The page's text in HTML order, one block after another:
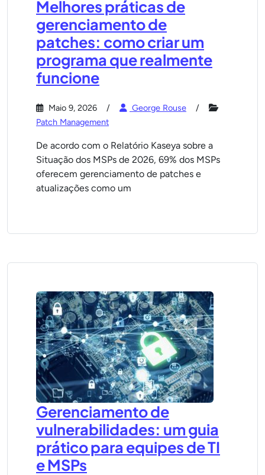
Melhores práticas de
gerenciamento de
patches: como criar um
programa que realmente
funcione
Maio 9, 2026
George Rouse
Patch Management
De acordo com o Relatório Kaseya sobre a
Situação dos MSPs de 2026, 69% dos MSPs
oferecem gerenciamento de patches e
atualizações como um
Gerenciamento de
vulnerabilidades: um guia
prático para equipes de TI
e MSPs